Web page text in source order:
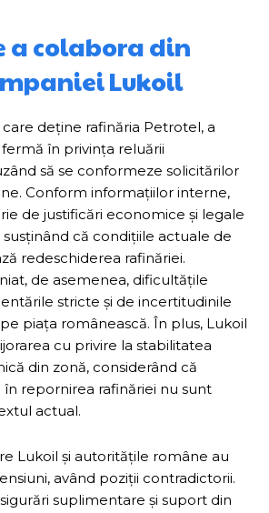
a colabora din
Lukoil
deține rafinăria Petrotel, a
în privința reluării
să se conformeze solicitărilor
Conform informațiilor interne,
de justificări economice și legale
că condițiile actuale de
redeschiderea rafinăriei.
de asemenea, dificultățile
stricte și de incertitudinile
piața românească. În plus, Lukoil
cu privire la stabilitatea
din zonă, considerând că
repornirea rafinăriei nu sunt
actual.
Lukoil și autoritățile române au
având poziții contradictorii.
suplimentare și suport din